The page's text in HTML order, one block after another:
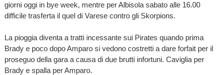
giorni oggi in bye week, mentre per Albisola sabato alle 16.00
difficile trasferta il quel di Varese contro gli Skorpions.
La pioggia diventa a tratti incessante sui Pirates quando prima
Brady e poco dopo Amparo si vedono costretti a dare forfait per il
proseguo della gara a causa di due brutti infortuni. Caviglia per
Brady e spalla per Amparo.